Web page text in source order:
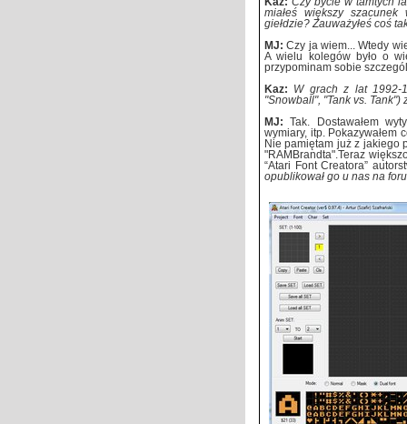
miałeś większy
giełdzie? Zauważyłeś coś
MJ:Czy ja wiem... Wtedy
A wielu kolegów było o
przypominam sobie
Kaz: W grach z lat 1992-
"Snowball", "Tank vs. Tank")
MJ:Tak. Dostawałem
wymiary, itp. Pokazywałem
Nie pamiętam już z jakiego
"RAMBrandta".Teraz
“Atari Font Creatora”
opublikował go u nas na